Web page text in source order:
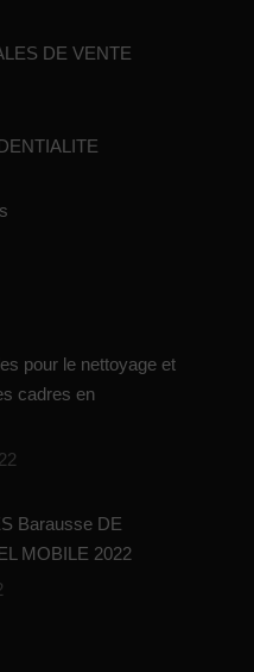
DE VENTE
pour le nettoyage et
cadres en
Barausse DE
MOBILE 2022